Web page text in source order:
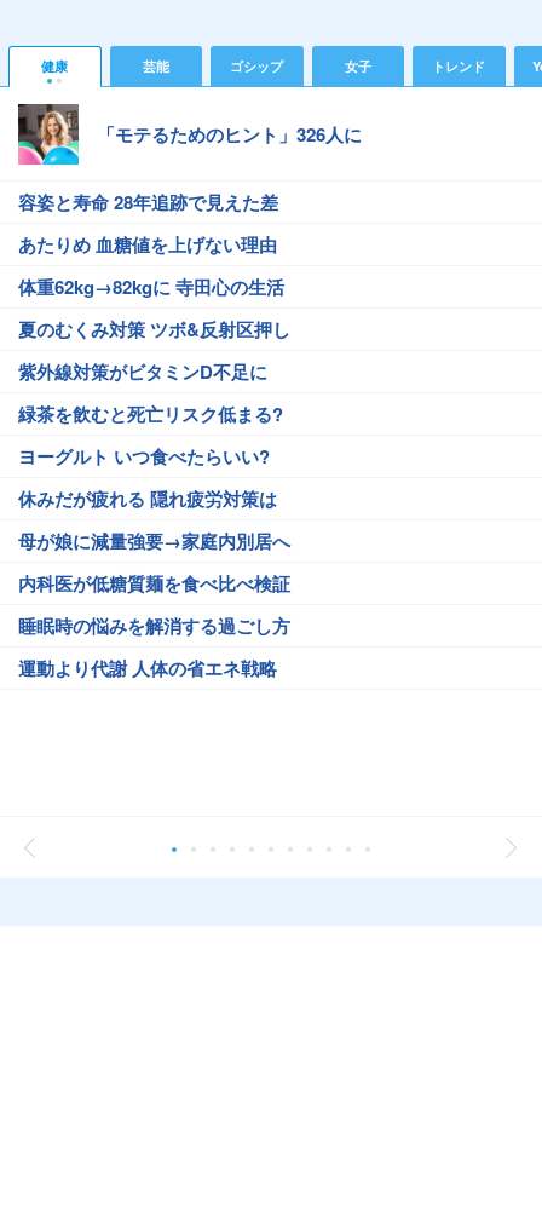
健康 芸能 ゴシップ 女子 トレンド
「モテるためのヒント」326人に
容姿と寿命 28年追跡で見えた差
あたりめ 血糖値を上げない理由
体重62kg→82kgに 寺田心の生活
夏のむくみ対策 ツボ&反射区押し
紫外線対策がビタミンD不足に
緑茶を飲むと死亡リスク低まる?
ヨーグルト いつ食べたらいい?
休みだが疲れる 隠れ疲労対策は
母が娘に減量強要→家庭内別居へ
内科医が低糖質麺を食べ比べ検証
睡眠時の悩みを解消する過ごし方
運動より代謝 人体の省エネ戦略